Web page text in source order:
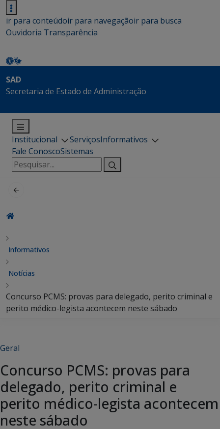
ir para conteúdoir para navegaçãoir para busca
Ouvidoria Transparência
SAD
Secretaria de Estado de Administração
Institucional ServiçosInformativos
Fale ConoscoSistemas
Pesquisar
por:
Informativos
Notícias
Concurso PCMS: provas para delegado, perito criminal e
perito médico-legista acontecem neste sábado
Geral
Concurso PCMS: provas para
delegado, perito criminal e
perito médico-legista acontecem
neste sábado